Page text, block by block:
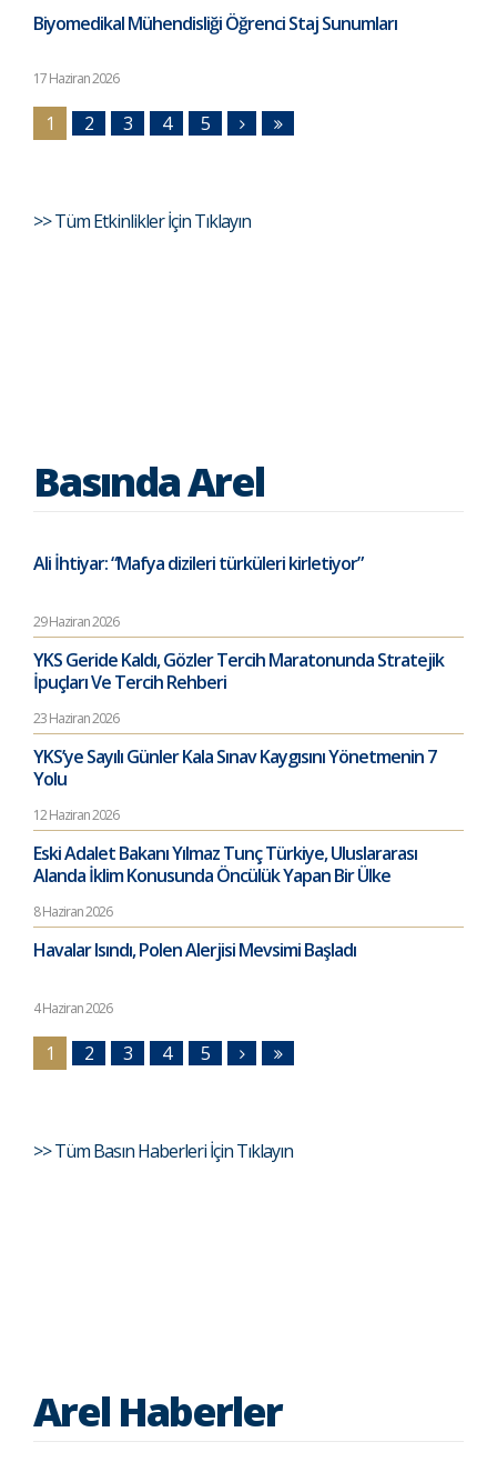
Biyomedikal Mühendisliği Öğrenci Staj Sunumları
17 Haziran 2026
1 2 3 4 5
>> Tüm Etkinlikler İçin Tıklayın
Basında Arel
Ali İhtiyar: “Mafya dizileri türküleri kirletiyor”
29 Haziran 2026
YKS Geride Kaldı, Gözler Tercih Maratonunda Stratejik
İpuçları Ve Tercih Rehberi
23 Haziran 2026
YKS’ye Sayılı Günler Kala Sınav Kaygısını Yönetmenin 7
Yolu
12 Haziran 2026
Eski Adalet Bakanı Yılmaz Tunç Türkiye, Uluslararası
Alanda İklim Konusunda Öncülük Yapan Bir Ülke
8 Haziran 2026
Havalar Isındı, Polen Alerjisi Mevsimi Başladı
4 Haziran 2026
1 2 3 4 5
>> Tüm Basın Haberleri İçin Tıklayın
Arel Haberler